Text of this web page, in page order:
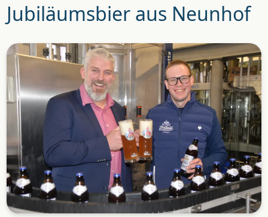
Jubiläumsbier aus Neunhof